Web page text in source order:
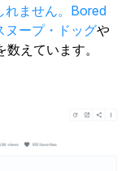
れません。Bored
ヌープ・ドッグや
えています。